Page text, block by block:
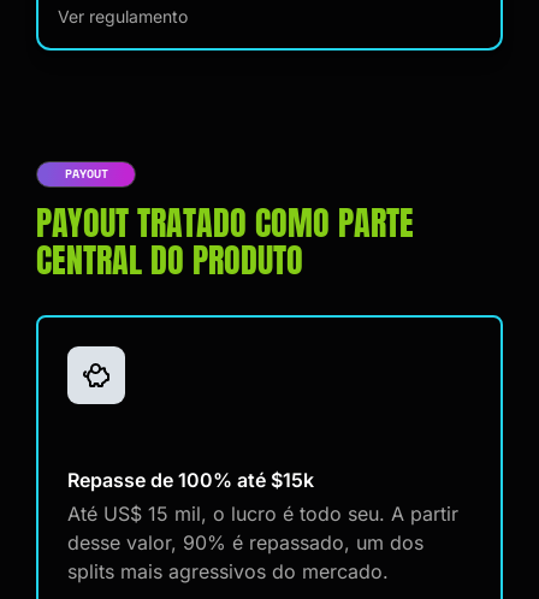
Ver regulamento
PAYOUT
PAYOUT TRATADO COMO PARTE
CENTRAL DO PRODUTO
Repasse de 100% até $15k
Até US$ 15 mil, o lucro é todo seu. A partir
desse valor, 90% é repassado, um dos
splits mais agressivos do mercado.